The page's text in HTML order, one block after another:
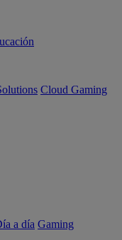
Cloud Gaming
a día Gaming